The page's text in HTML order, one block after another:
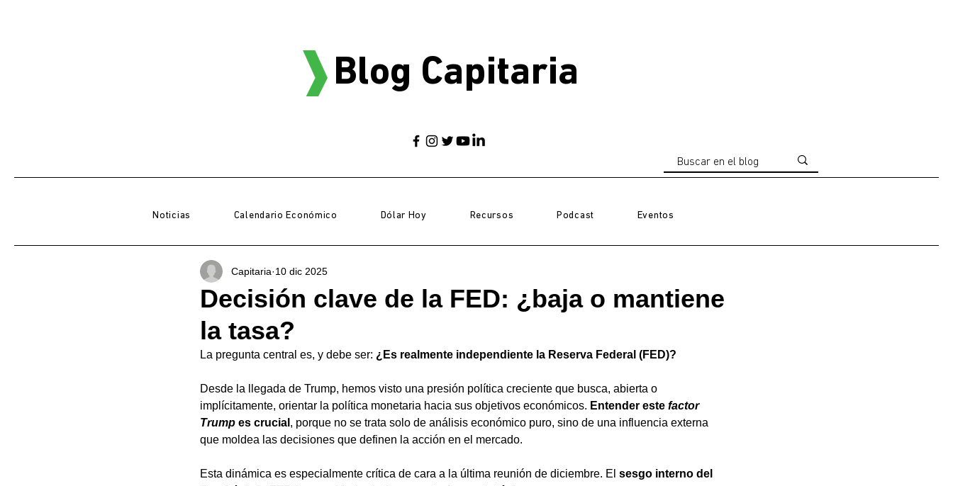
Blog Capitaria
Noticias Calendario Económico Dólar Hoy Recursos Podcast Eventos
Decisión clave de la FED: ¿baja o mantiene
la tasa?
Capitaria 10 dic 2025
La pregunta central es, y debe ser: ¿Es realmente independiente la Reserva Federal (FED)?
Desde la llegada de Trump, hemos visto una presión política creciente que busca, abierta o
implícitamente, orientar la política monetaria hacia sus objetivos económicos. Entender este factor
Trump es crucial , porque no se trata solo de análisis económico puro, sino de una influencia externa
que moldea las decisiones que definen la acción en el mercado.
Esta dinámica es especialmente crítica de cara a la última reunión de diciembre. El sesgo interno del